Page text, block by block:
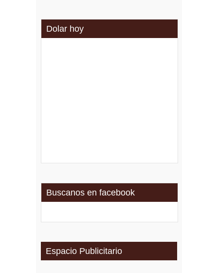
Dolar hoy
Buscanos en facebook
Espacio Publicitario